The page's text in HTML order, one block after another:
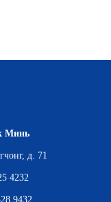
Минь
д. 71
4232
9432